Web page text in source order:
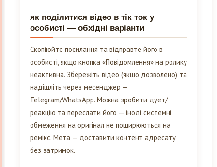
як поділитися відео в тік ток у
особисті — обхідні варіанти
Скопіюйте посилання та відправте його в
особисті, якщо кнопка «Повідомлення» на ролику
неактивна. Збережіть відео (якщо дозволено) та
надішліть через месенджер —
Telegram/WhatsApp. Можна зробити дует/
реакцію та переслати його — іноді системні
обмеження на оригінал не поширюються на
ремікс. Мета — доставити контент адресату
без затримок.